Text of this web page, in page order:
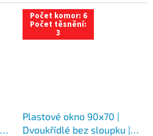
Počet komor: 6
Počet těsnění:
3
Plastové okno 90x70 |
Dvoukřídlé bez sloupku |